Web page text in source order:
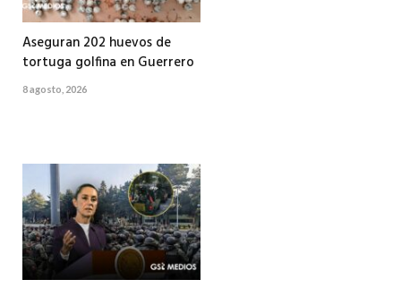
Aseguran 202 huevos de
tortuga golfina en Guerrero
8 agosto, 2026